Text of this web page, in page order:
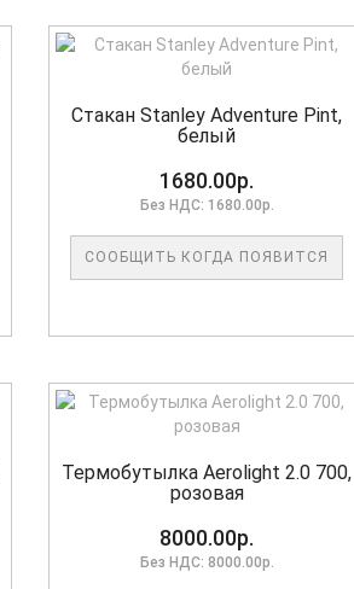
Стакан Stanley Adventure Pint,
белый
1680.00р.
Без НДС: 1680.00р.
СООБЩИТЬ КОГДА ПОЯВИТСЯ
Термобутылка Aerolight 2.0 700,
розовая
8000.00р.
Без НДС: 8000.00р.